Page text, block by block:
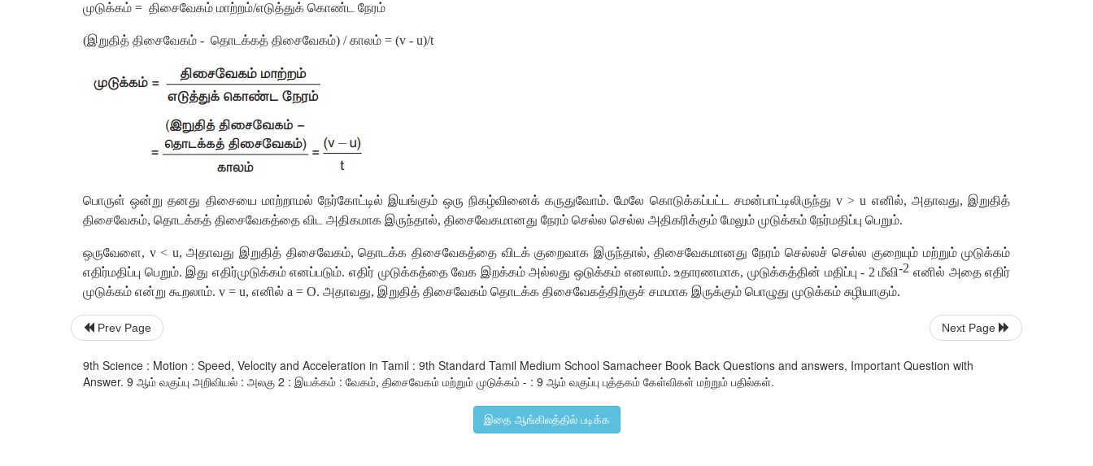
முடுக்கம் = திசைவேகம் மாற்றம்/எடுத்துக் கொண்ட நேரம்
(இறுதித் திசைவேகம் - தொடக்கத் திசைவேகம்) /காலம் = (v - u)/t
பொருள் ஒன்று தனது திசையை மாற்றாமல் நேர்கோட்டில் இயங்கும் ஒரு நிகழ்வினைக் கருதுவோம்.மேலே கொடுக்கப்பட்ட சமன்பாட்டிலிருந்து v > u எனில், அதாவது, இறுதித்
திசைவேகம், தொடக்கத் திசைவேகத்தை விட அதிகமாக இருந்தால், திசைவேகமானது நேரம் செல்ல செல்ல அதிகரிக்கும் மேலும் முடுக்கம் நேர்மதிப்பு பெறும்.
ஒருவேளை, v < u,அதாவது இறுதித் திசைவேகம்,தொடக்க திசைவேகத்தை விடக் குறைவாக இருந்தால்,திசைவேகமானது நேரம் செல்லச் செல்ல குறையும் மற்றும் முடுக்கம்
எதிர்மதிப்பு பெறும். இது எதிர்முடுக்கம் எனப்படும்.எதிர் முடுக்கத்தை வேக இறக்கம் அல்லது ஒடுக்கம் எனலாம்.உதாரணமாக, முடுக்கத்தின் மதிப்பு - 2 மீவி-2 எனில் அதை எதிர்
முடுக்கம் என்று கூறலாம். v = u, எனில் a = O. அதாவது, இறுதித் திசைவேகம் தொடக்க திசைவேகத்திற்குச் சமமாக இருக்கும் பொழுது முடுக்கம் சுழியாகும்.
Prev Page Next Page
9th Science : Motion : Speed, Velocity and Acceleration in Tamil : 9th Standard Tamil Medium School Samacheer Book Back Questions and answers, Important Question with
Answer. 9 ஆம் வகுப்பு அறிவியல் : அலகு 2 : இயக்கம் : வேகம், திசைவேகம் மற்றும் முடுக்கம் - : 9 ஆம் வகுப்பு புத்தகம் கேள்விகள் மற்றும் பதில்கள்.
இதை ஆங்கிலத்தில் படிக்க